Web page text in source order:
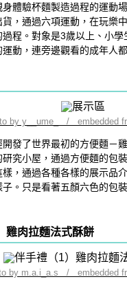
體驗杯麵製造過程的運動
，通過六項運動，在玩樂
程。對象是3歲以上、小
動，連旁邊觀看的成年人
by y__ume_ / embedded
開發了世界最初的方便麵－
研究小屋，通過方便麵的包
樣，通過各種各樣的展示品
。只是看著五顏六色的包
雞肉拉麵法式酥餅
by m.a.i_a.s / embedded